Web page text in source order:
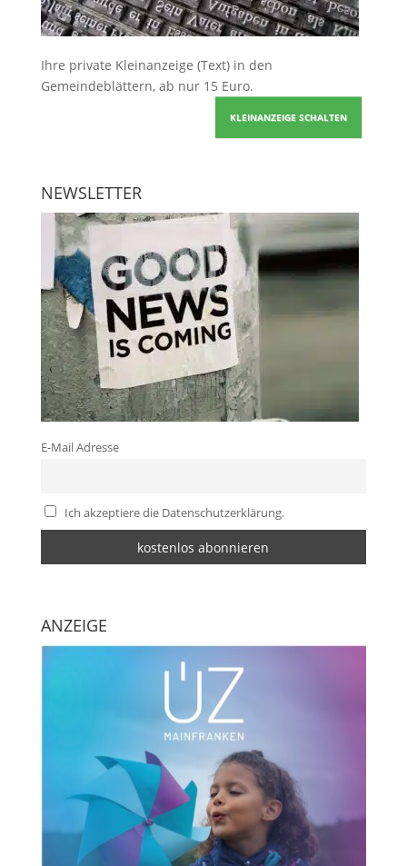
Ihre private Kleinanzeige (Text) in den
Gemeindeblättern, ab nur 15 Euro.
KLEINANZEIGE SCHALTEN
NEWSLETTER
E-Mail Adresse
Ich akzeptiere die Datenschutzerklärung.
ANZEIGE